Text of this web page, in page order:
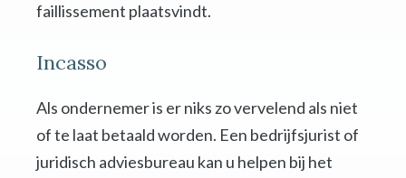
faillissement plaatsvindt.
Incasso
Als ondernemer is er niks zo vervelend als niet
of te laat betaald worden. Een bedrijfsjurist of
juridisch adviesbureau kan u helpen bij het